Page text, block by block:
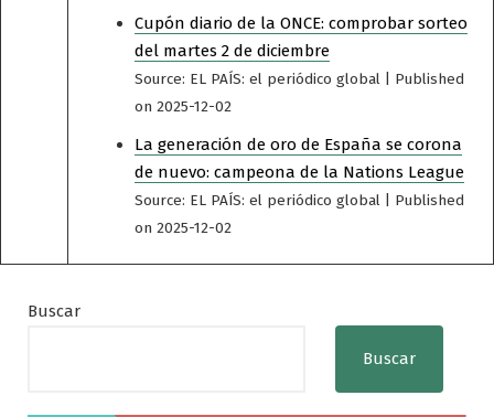
Cupón diario de la ONCE: comprobar sorteo
del martes 2 de diciembre
Source: EL PAÍS: el periódico global
Published
on 2025-12-02
La generación de oro de España se corona
de nuevo: campeona de la Nations League
Source: EL PAÍS: el periódico global
Published
on 2025-12-02
Buscar
Buscar